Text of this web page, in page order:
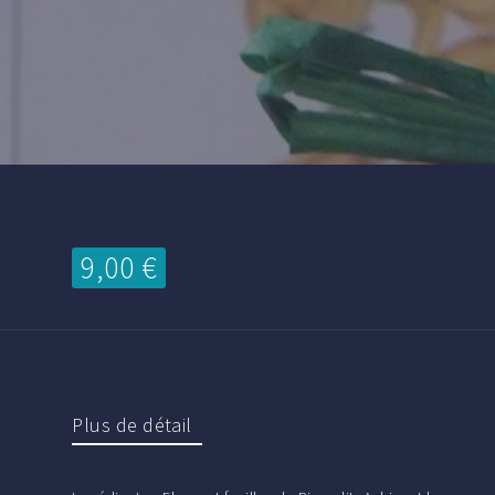
9,00 €
Plus de détail